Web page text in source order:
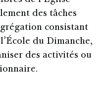
des tâches
consistant
du Dimanche,
des activités ou